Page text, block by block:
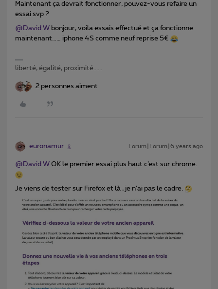
Maintenant ça devrait fonctionner, pouvez-vous refaire un
essai svp ?
@David W bonjour, voila essais effectué et ça fonctionne
maintenant…… iphone 4S comme neuf reprise 5€
liberté, égalité, proximité......
2 personnes aiment
euronamur Forum|Forum|6 years ago
@David W OK le premier essai plus haut c’est sur chrome.
Je viens de tester sur Firefox et là , je n’ai pas le cadre.